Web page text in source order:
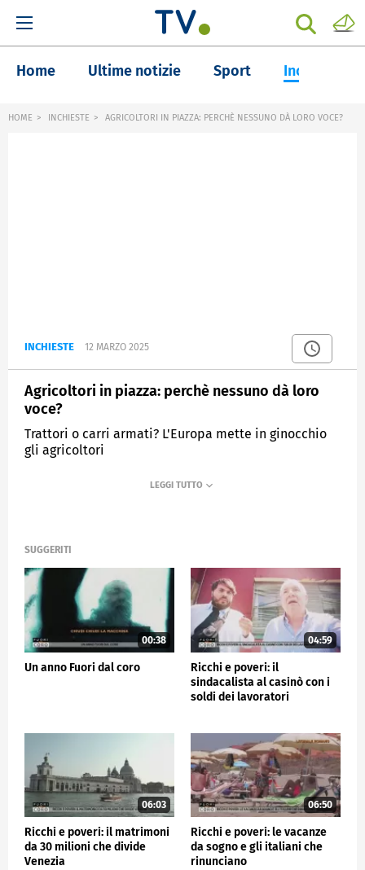
Home Ultime notizie Sport Inchieste
HOME INCHIESTE AGRICOLTORI IN PIAZZA: PERCHÈ NESSUNO DÀ LORO VOCE?
INCHIESTE 12 MARZO 2025
Agricoltori in piazza: perchè nessuno dà loro
voce?
Trattori o carri armati? L'Europa mette in ginocchio
gli agricoltori
FUORI DAL CORO
SUGGERITI
00:38
Un anno Fuori dal coro
04:59
Ricchi e poveri: il
sindacalista al casinò con i
soldi dei lavoratori
06:03
Ricchi e poveri: il matrimoni
da 30 milioni che divide
Venezia
06:50
Ricchi e poveri: le vacanze
da sogno e gli italiani che
rinunciano